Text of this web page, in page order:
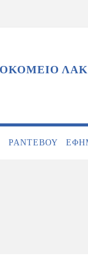
ΡΑΝΤΕΒΟΎ